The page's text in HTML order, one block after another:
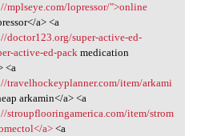
mplseye.com/lopressor/">online
a> <a
doctor123.org/super-active-ed-
active-ed-packmedication
<a
travelhockeyplanner.com/item/arkami
arkamin</a> <a
stroupflooringamerica.com/item/strom
a><a